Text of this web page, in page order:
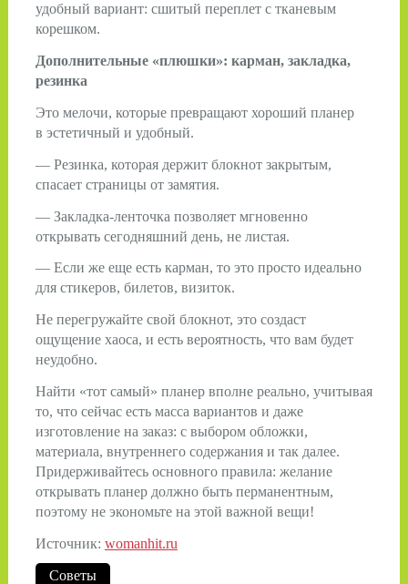
удобный вариант: сшитый переплет с тканевым
корешком.
Дополнительные «плюшки»: карман, закладка,
резинка
Это мелочи, которые превращают хороший планер
в эстетичный и удобный.
— Резинка, которая держит блокнот закрытым,
спасает страницы от замятия.
— Закладка-ленточка позволяет мгновенно
открывать сегодняшний день, не листая.
— Если же еще есть карман, то это просто идеально
для стикеров, билетов, визиток.
Не перегружайте свой блокнот, это создаст
ощущение хаоса, и есть вероятность, что вам будет
неудобно.
Найти «тот самый» планер вполне реально, учитывая
то, что сейчас есть масса вариантов и даже
изготовление на заказ: с выбором обложки,
материала, внутреннего содержания и так далее.
Придерживайтесь основного правила: желание
открывать планер должно быть перманентным,
поэтому не экономьте на этой важной вещи!
Источник: womanhit.ru
Советы